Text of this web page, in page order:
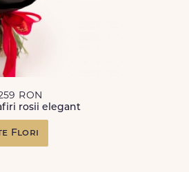
RON
rosii elegant
Flori